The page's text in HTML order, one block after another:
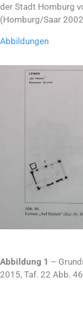
der Stadt Homburg
(Homburg/Saar
Abbildungen
Abbildung 1 –
2015, Taf. 22 Abb.